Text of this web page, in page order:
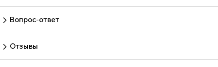
Вопрос-ответ
Отзывы